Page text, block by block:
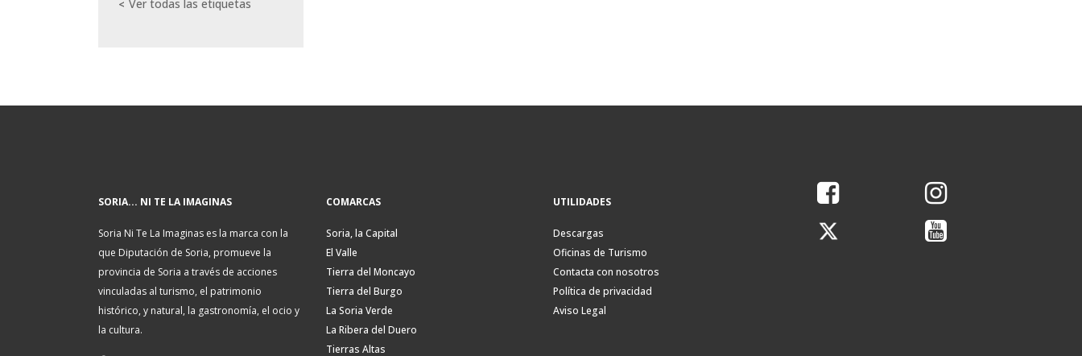
Ver todas las etiquetas
SORIA... NI TE LA IMAGINAS
Soria Ni Te La Imaginas es la marca con la
que Diputación de Soria, promueve la
provincia de Soria a través de acciones
vinculadas al turismo, el patrimonio
histórico, y natural, la gastronomía, el ocio y
la cultura.
COMARCAS
Soria, la Capital
El Valle
Tierra del Moncayo
Tierra del Burgo
La Soria Verde
La Ribera del Duero
Tierras Altas
UTILIDADES
Descargas
Oficinas de Turismo
Contacta con nosotros
Política de privacidad
Aviso Legal